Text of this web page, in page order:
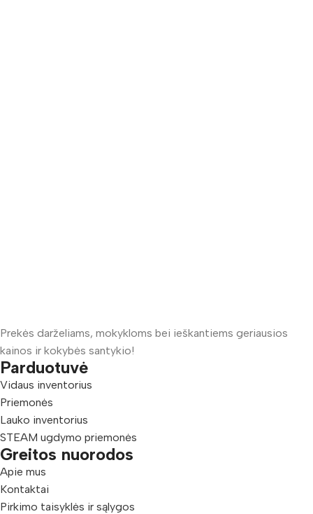
Prekės darželiams, mokykloms bei ieškantiems geriausios
kainos ir kokybės santykio!
Parduotuvė
Vidaus inventorius
Priemonės
Lauko inventorius
STEAM ugdymo priemonės
Greitos nuorodos
Apie mus
Kontaktai
Pirkimo taisyklės ir sąlygos